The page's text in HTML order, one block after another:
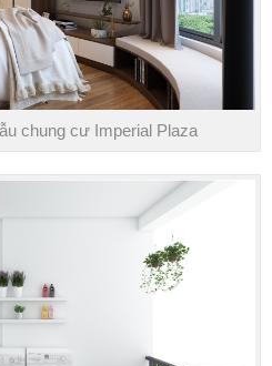
chung cư Imperial Plaza